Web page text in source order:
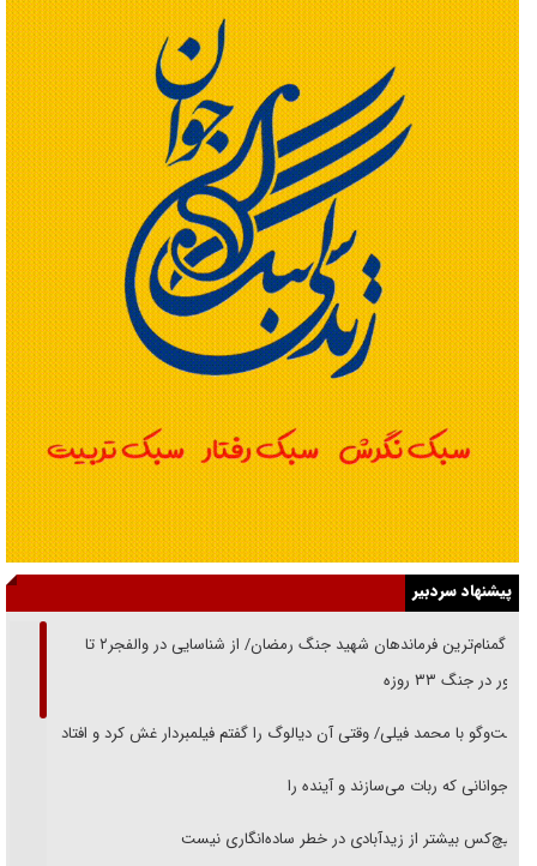
پیشنهاد سردبیر
از گمنام‌ترین فرماندهان شهید جنگ رمضان/ از شناسایی در والفجر۲ تا
حضور در جنگ ۳۳ روزه
گفت‌وگو با محمد فیلی/ وقتی آن دیالوگ را گفتم فیلمبردار غش کرد و افتاد
نوجوانانی که ربات می‌سازند و آینده را
هیچ‌کس بیشتر از زیدآبادی در خطر ساده‌انگاری نیست